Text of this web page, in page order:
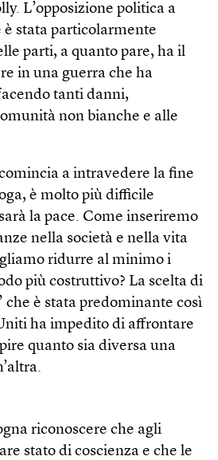
L’opposizione politica a
stata particolarmente
parti, a quanto pare, ha il
in una guerra che ha
tanti danni,
non bianche e alle
a intravedere la fine
è molto più difficile
la pace. Come inseriremo
nella società e nella vita
ridurre al minimo i
più costruttivo? La scelta di
che è stata predominante così
ha impedito di affrontare
quanto sia diversa una
riconoscere che agli
stato di coscienza e che le